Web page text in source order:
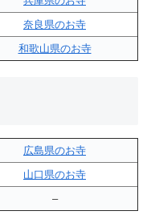
奈良県のお寺
和歌山県のお寺
広島県のお寺
山口県のお寺
–